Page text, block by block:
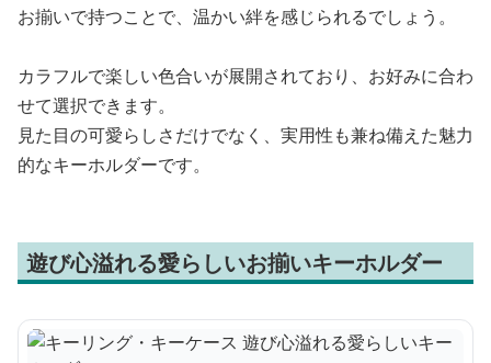
お揃いで持つことで、温かい絆を感じられるでしょう。
カラフルで楽しい色合いが展開されており、お好みに合わ
せて選択できます。
見た目の可愛らしさだけでなく、実用性も兼ね備えた魅力
的なキーホルダーです。
遊び心溢れる愛らしいお揃いキーホルダー